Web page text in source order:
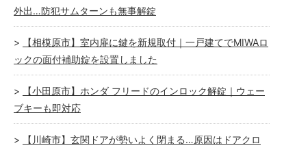
外出…防犯サムターンも無事解錠
【相模原市】室内扉に鍵を新規取付｜一戸建てでMIWAロ
ックの面付補助錠を設置しました
【小田原市】ホンダ フリードのインロック解錠｜ウェー
ブキーも即対応
【川崎市】玄関ドアが勢いよく閉まる…原因はドアクロ